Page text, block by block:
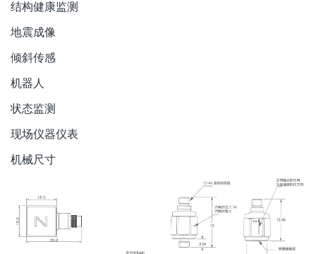
结构健康监测
地震成像
倾斜传感
机器人
状态监测
现场仪器仪表
机械尺寸